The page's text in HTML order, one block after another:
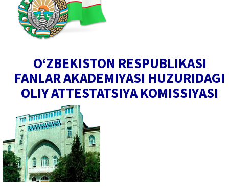
O‘ZBEKISTON RESPUBLIKASI
FANLAR AKADEMIYASI HUZURIDAGI
OLIY ATTESTATSIYA KOMISSIYASI